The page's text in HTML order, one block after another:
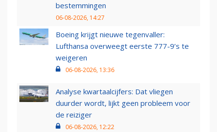
bestemmingen
06-08-2026, 14:27
Boeing krijgt nieuwe tegenvaller:
Lufthansa overweegt eerste 777-9’s te
weigeren
06-08-2026, 13:36
Analyse kwartaalcijfers: Dat vliegen
duurder wordt, lijkt geen probleem voor
de reiziger
06-08-2026, 12:22